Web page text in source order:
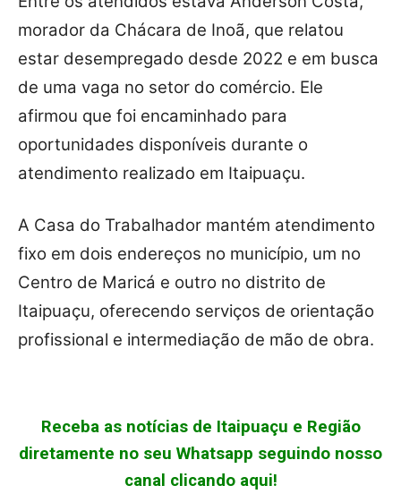
morador da Chácara de Inoã, que relatou
estar desempregado desde 2022 e em busca
de uma vaga no setor do comércio. Ele
afirmou que foi encaminhado para
oportunidades disponíveis durante o
atendimento realizado em Itaipuaçu.
A Casa do Trabalhador mantém atendimento
fixo em dois endereços no município, um no
Centro de Maricá e outro no distrito de
Itaipuaçu, oferecendo serviços de orientação
profissional e intermediação de mão de obra.
Receba as notícias de Itaipuaçu e Região
diretamente no seu Whatsapp seguindo nosso
canal clicando aqui!